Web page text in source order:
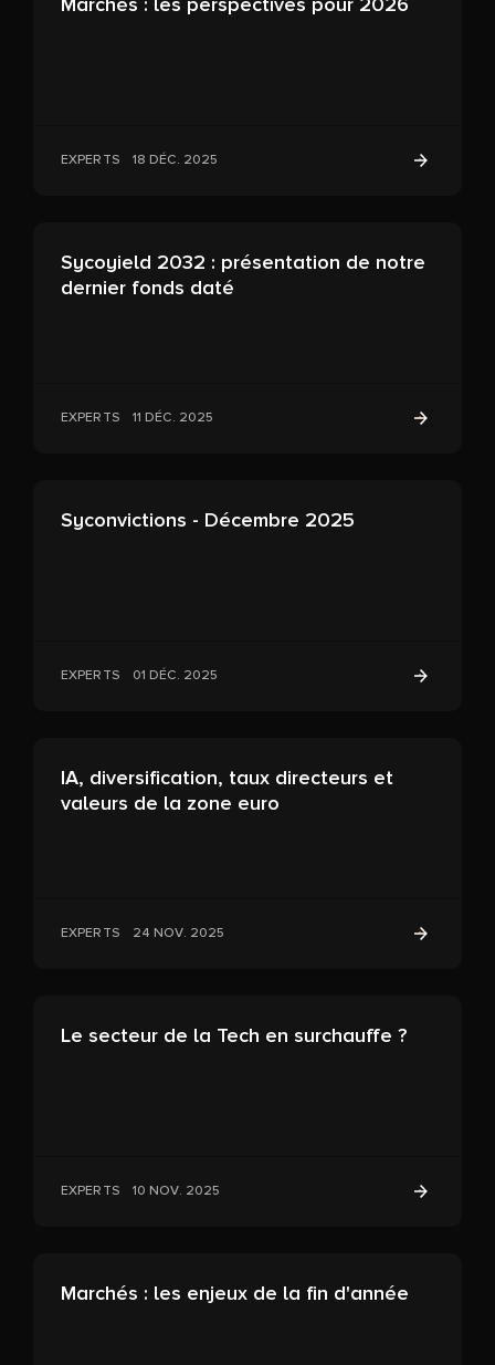
EXPERTS 18 DÉC. 2025
Sycoyield 2032 : présentation de notre
dernier fonds daté
EXPERTS 11 DÉC. 2025
Syconvictions - Décembre 2025
EXPERTS 01 DÉC. 2025
IA, diversification, taux directeurs et
valeurs de la zone euro
EXPERTS 24 NOV. 2025
Le secteur de la Tech en surchauffe ?
EXPERTS 10 NOV. 2025
Marchés : les enjeux de la fin d'année